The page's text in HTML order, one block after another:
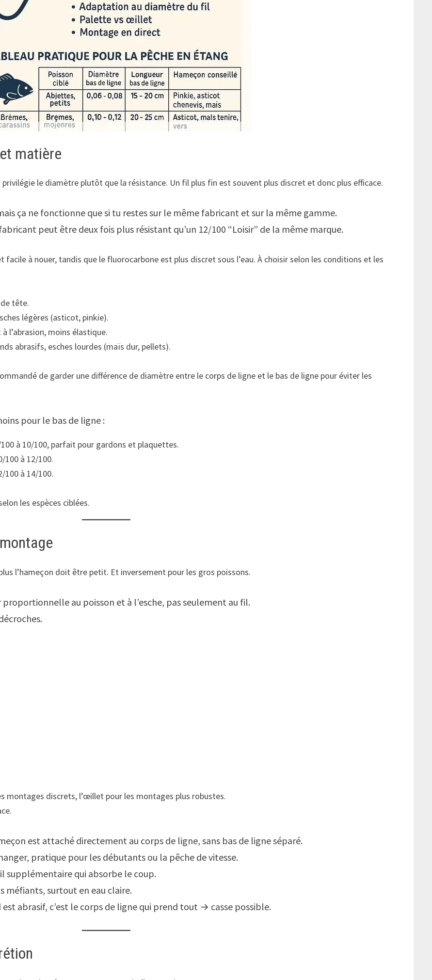
matière
privilégie le diamètre plutôt que la résistance. Un fil plus fin est souvent plus discret et donc plus efficace.
ça ne fonctionne que si tu restes sur le même fabricant et sur la même gamme.
peut être deux fois plus résistant qu’un 12/100 “Loisir” de la même marque.
facile à nouer, tandis que le fluorocarbone est plus discret sous l’eau. À choisir selon les conditions et les
tête.
légères (asticot, pinkie).
l’abrasion, moins élastique.
abrasifs, esches lourdes (maïs dur, pellets).
de garder une différence de diamètre entre le corps de ligne et le bas de ligne pour éviter les
pour le bas de ligne :
à 10/100, parfait pour gardons et plaquettes.
100 à 12/100.
100 à 14/100.
les espèces ciblées.
l’hameçon doit être petit. Et inversement pour les gros poissons.
au poisson et à l’esche, pas seulement au fil.
montages discrets, l’œillet pour les montages plus robustes.
est attaché directement au corps de ligne, sans bas de ligne séparé.
pratique pour les débutants ou la pêche de vitesse.
supplémentaire qui absorbe le coup.
méfiants, surtout en eau claire.
abrasif, c’est le corps de ligne qui prend tout → casse possible.